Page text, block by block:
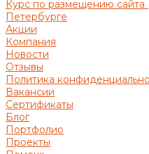
Курс по размещению сайта
Петербурге
Акции
Компания
Новости
Отзывы
Политика
Вакансии
Сертификаты
Блог
Портфолио
Проекты